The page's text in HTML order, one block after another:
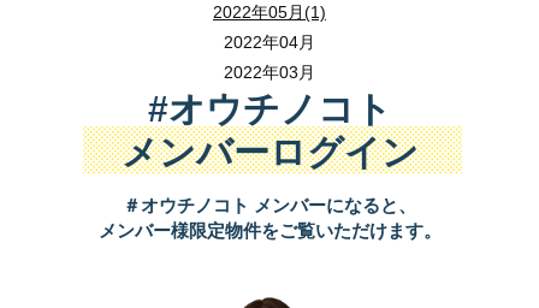
2022年05月(1)
2022年04月
2022年03月
『 狭山市駅西口駐車場 』（有料）がすぐ近くです。
『 狭山市駅西口駐車場 』 は上記ＭＡＰでは
「狭山市 産業労働センター」の北西側（左上側）のグレーの建物
セミナーのお申込み・お問い合わせは
☎ ０４－２９５８－５８５１
#オウチノコト
メンバーログイン
＃オウチノコト メンバーになると、
メンバー様限定物件をご覧いただけます。